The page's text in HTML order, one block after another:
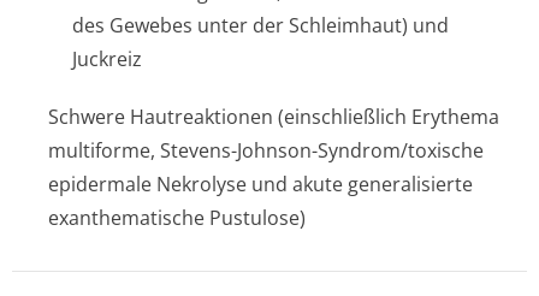
des Gewebes unter der Schleimhaut) und
Juckreiz
Schwere Hautreaktionen (einschließlich Erythema
multiforme, Stevens-Johnson-Syndrom/toxische
epidermale Nekrolyse und akute generalisierte
exanthematische Pustulose)